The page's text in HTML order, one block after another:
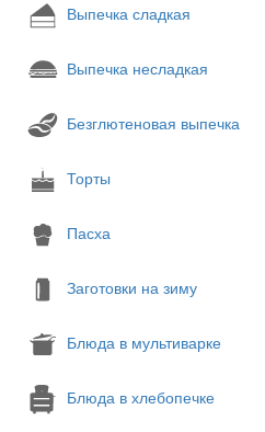
Выпечка сладкая
Выпечка несладкая
Безглютеновая выпечка
Торты
Пасха
Заготовки на зиму
Блюда в мультиварке
Блюда в хлебопечке